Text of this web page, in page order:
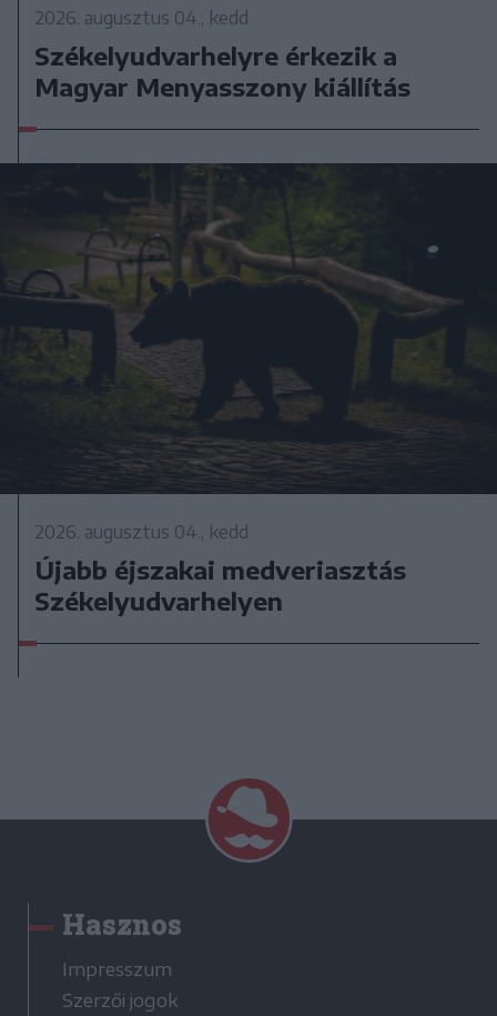
2026. augusztus 04., kedd
Székelyudvarhelyre érkezik a
Magyar Menyasszony kiállítás
2026. augusztus 04., kedd
Újabb éjszakai medveriasztás
Székelyudvarhelyen
Hasznos
Impresszum
Szerzői jogok